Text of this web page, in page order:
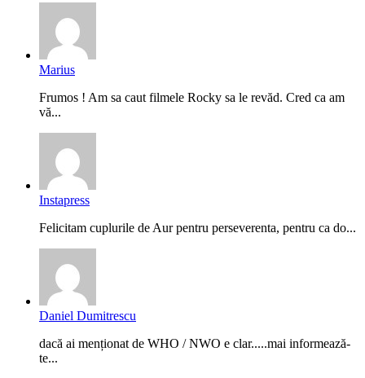
Marius
Frumos ! Am sa caut filmele Rocky sa le revăd. Cred ca am
vă...
Instapress
Felicitam cuplurile de Aur pentru perseverenta, pentru ca do...
Daniel Dumitrescu
dacă ai menționat de WHO / NWO e clar.....mai informează-
te...